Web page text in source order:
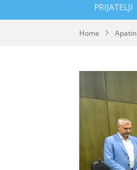
PRIJATELJI
Home Apatin